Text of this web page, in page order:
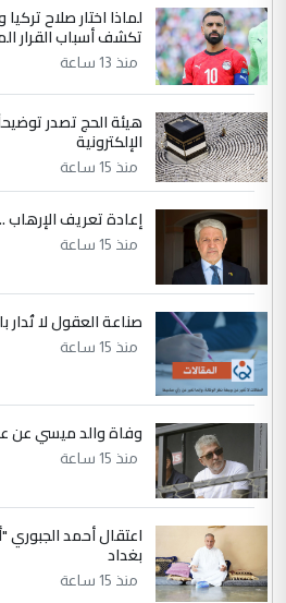
عبد الأمير جاسم هليل
التعليق : نحن اباء الطلاب
نتشرف بلقاء السيد احمد
الموضوع :
مكتب السيد احمد
لدينا اي حساب على الفيس بوك
لماذا اختار صلاح
تكشف أسباب القرار
منذ 13 ساعة
هيئة الحج تصدر
الإلكترونية
منذ 15 ساعة
إعادة تعريف الإرهاب ..
منذ 15 ساعة
صناعة العقول لا تُدار
منذ 15 ساعة
وفاة والد ميسي عن عمر 68 عاما في
منذ 15 ساعة
اعتقال أحمد
بغداد
منذ 15 ساعة